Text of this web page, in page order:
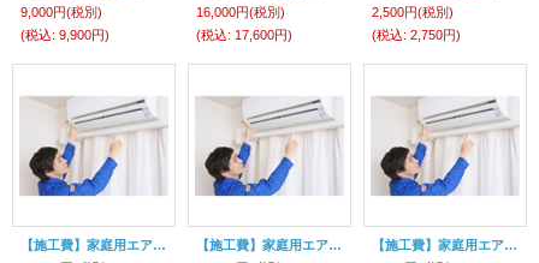
9,000円(税別)
(税込: 9,900円)
16,000円(税別)
(税込: 17,600円)
2,500円(税別)
(税込: 2,750円)
【施工費】家庭用エアコン（各種室外機用設置金具料金）
【施工費】家庭用エアコン（室外機2段置き金具料金）
【施工費】家庭用エアコン（２階から１階のハシゴ作業）